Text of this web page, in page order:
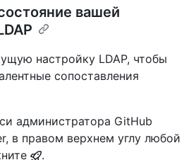
вашей
настройку LDAP, чтобы
сопоставления
администратора GitHub
в правом верхнем углу любой
.